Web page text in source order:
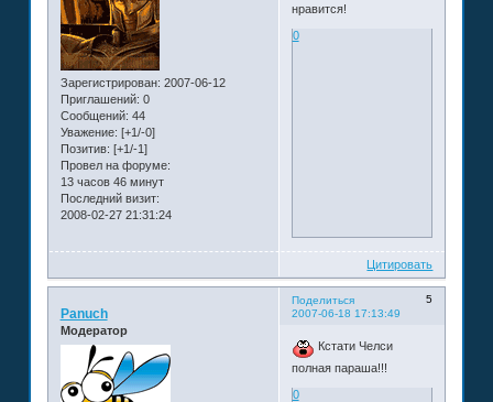
Зарегистрирован: 2007-06-12
Приглашений: 0
Сообщений: 44
Уважение: [+1/-0]
Позитив: [+1/-1]
Провел на форуме:
13 часов 46 минут
Последний визит:
2008-02-27 21:31:24
нравится!
0
Цитировать
Поделиться
5
2007-06-18 17:13:49
Panuch
Модератор
Кстати Челси
полная параша!!!
0